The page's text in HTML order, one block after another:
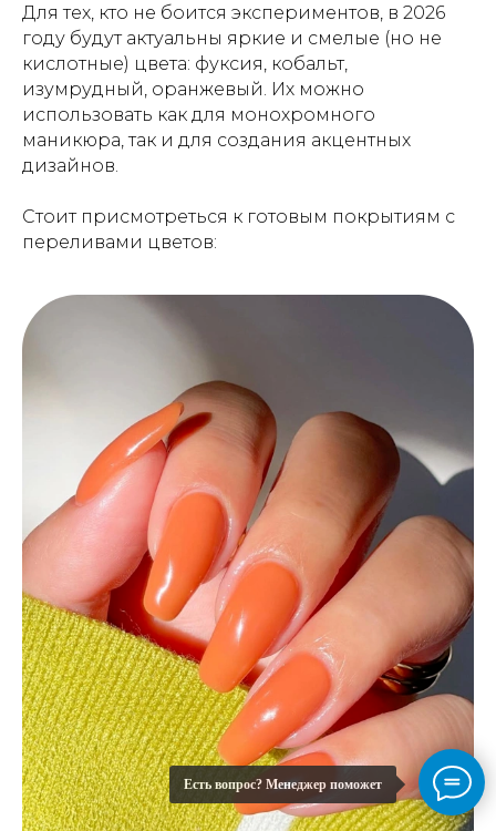
Есть вопрос? Менеджер поможет
Для тех, кто не боится экспериментов, в 2026
году будут актуальны яркие и смелые (но не
кислотные) цвета: фуксия, кобальт,
изумрудный, оранжевый. Их можно
использовать как для монохромного
маникюра, так и для создания акцентных
дизайнов.
Стоит присмотреться к готовым покрытиям с
переливами цветов: